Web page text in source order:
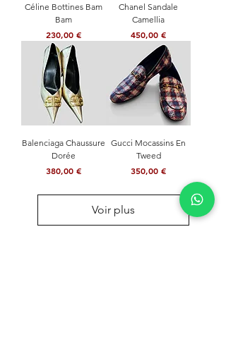
Céline Bottines Bam
Bam
Prix
230,00 €
Chanel Sandale
Camellia
Prix
450,00 €
Balenciaga Chaussure
Dorée
Prix
380,00 €
Gucci Mocassins En
Tweed
Prix
350,00 €
Voir plus